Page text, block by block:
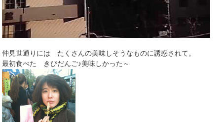
仲見世通りには たくさんの美味しそうなものに誘惑されて。
最初食べた きびだんご♪美味しかった～